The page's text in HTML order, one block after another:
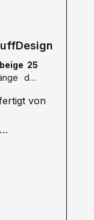
25
von